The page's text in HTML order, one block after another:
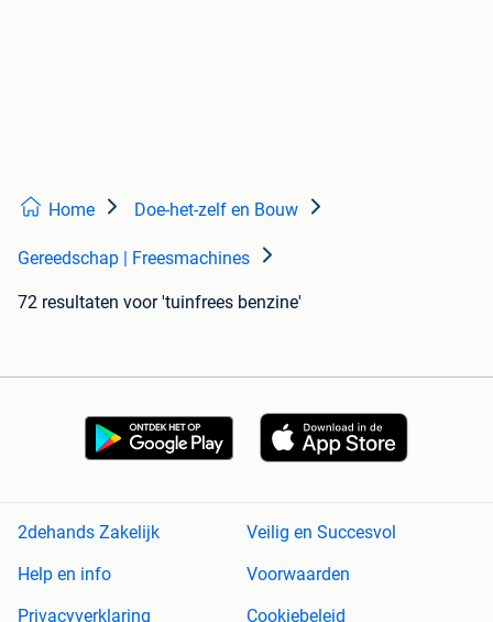
Home Doe-het-zelf en Bouw
Gereedschap | Freesmachines
72 resultaten voor 'tuinfrees benzine'
2dehands Zakelijk
Veilig en Succesvol
Help en info
Voorwaarden
Privacyverklaring
Cookiebeleid